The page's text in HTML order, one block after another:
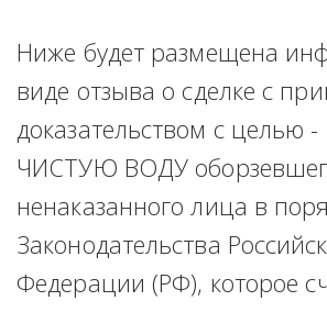
Ниже будет размещена
виде отзыва о сделке с
доказательством с
ЧИСТУЮ ВОДУ
ненаказанного лица в
Законодательства
Федерации (РФ), которое